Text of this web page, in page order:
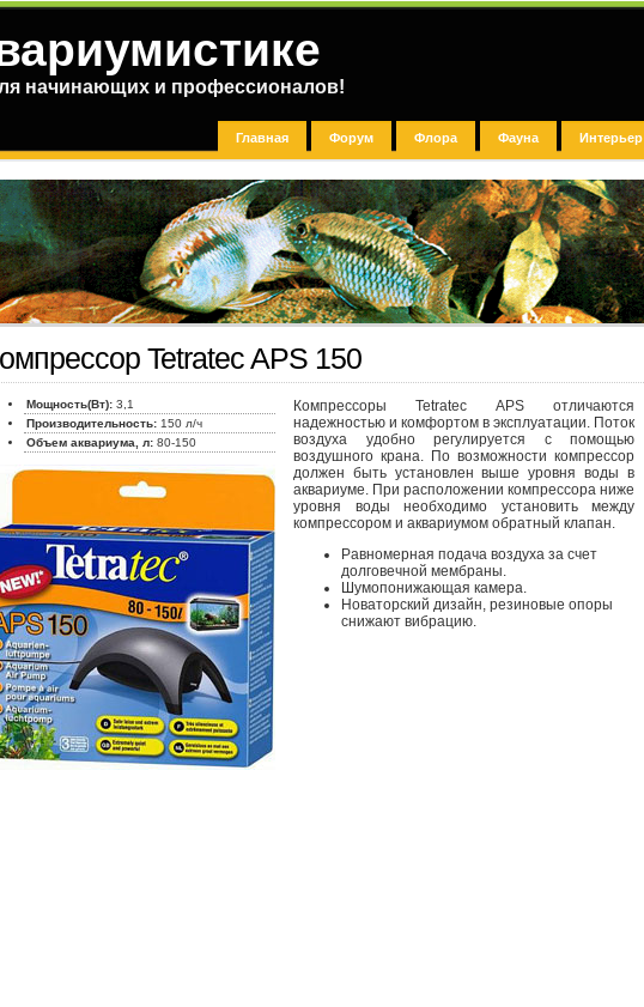
начинающих и профессионалов!
Главная Форум Флора Фауна Интерьер
Tetratec APS 150
Мощность(Вт): 3,1
Производительность: 150 л/ч
Объем аквариума, л: 80-150
Компрессоры Tetratec APS отличаются
надежностью и комфортом в эксплуатации. Поток
воздуха удобно регулируется с помощью
воздушного крана. По возможности компрессор
должен быть установлен выше уровня воды в
аквариуме. При расположении компрессора ниже
уровня воды необходимо установить между
компрессором и аквариумом обратный клапан.
Равномерная подача воздуха за счет
долговечной мембраны.
Шумопонижающая камера.
Новаторский дизайн, резиновые опоры
снижают вибрацию.